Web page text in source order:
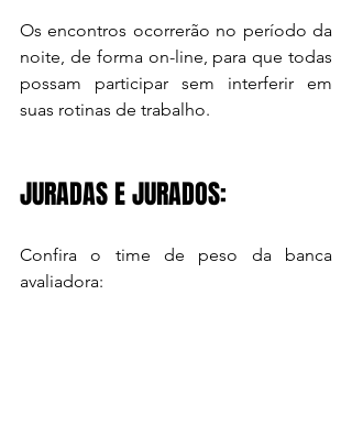
Os encontros ocorrerão no período da
noite, de forma on-line, para que todas
possam participar sem interferir em
suas rotinas de trabalho.
JURADAS E JURADOS:
Confira o time de peso da banca
avaliadora: